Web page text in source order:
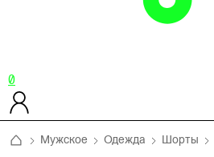
0
Мужское Одежда Шорты